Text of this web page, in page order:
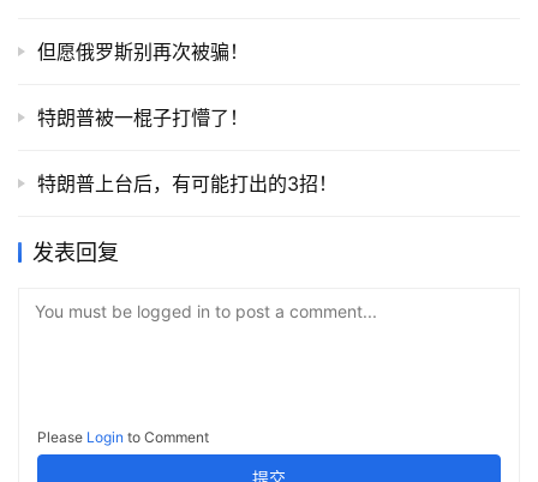
但愿俄罗斯别再次被骗！
特朗普被一棍子打懵了！
特朗普上台后，有可能打出的3招！
发表回复
You must be logged in to post a comment...
Please Login to Comment